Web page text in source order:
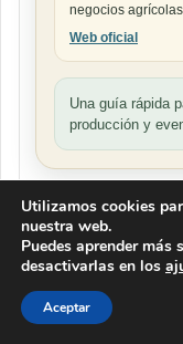
negocios
Web oficial
Una guía rápida
producción y
LA MIEL EN TU
AGROPECUARIO
Reproductor
de
vídeo
Utilizamos cookies
nuestra web.
Puedes aprender
desactivarlas en los
Aceptar